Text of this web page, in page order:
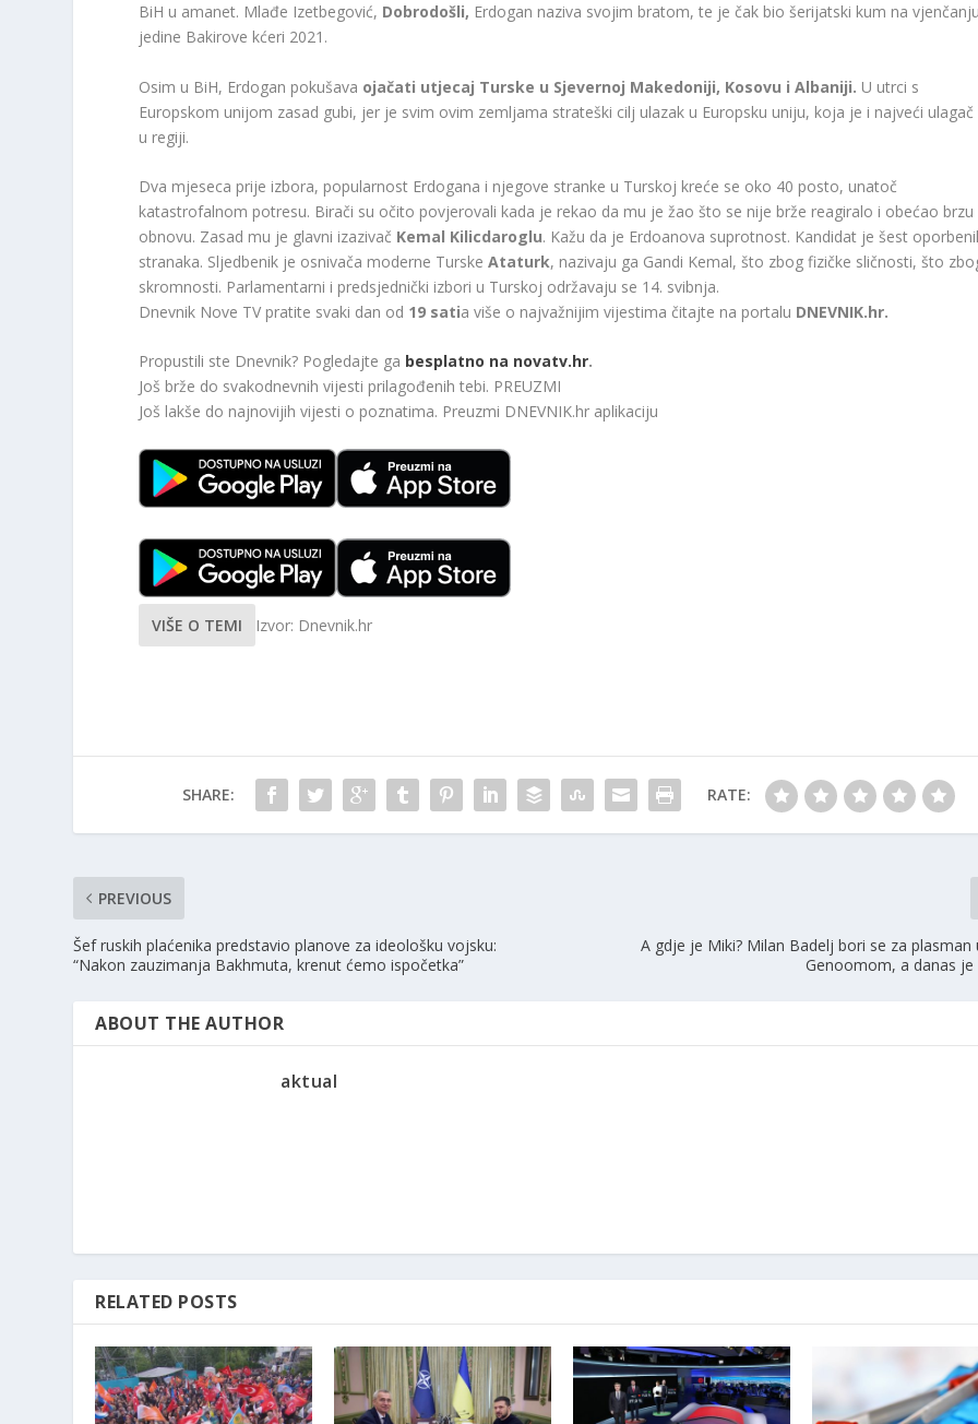
BiH u amanet. Mlađe Izetbegović, Dobrodošli, Erdogan naziva svojim bratom, te je čak bio šerijatski kum na
jedine Bakirove kćeri 2021.
Osim u BiH, Erdogan pokušava ojačati utjecaj Turske u Sjevernoj Makedoniji, Kosovu i Albaniji. U utrci s
Europskom unijom zasad gubi, jer je svim ovim zemljama strateški cilj ulazak u Europsku uniju, koja je i najveći ulagač
u regiji.
Dva mjeseca prije izbora, popularnost Erdogana i njegove stranke u Turskoj kreće se oko 40 posto, unatoč
katastrofalnom potresu. Birači su očito povjerovali kada je rekao da mu je žao što se nije brže reagiralo i obećao brzu
obnovu. Zasad mu je glavni izazivač Kemal Kilicdaroglu. Kažu da je Erdoanova suprotnost. Kandidat je šest
stranaka. Sljedbenik je osnivača moderne TurskeAtaturk, nazivaju ga Gandi Kemal, što zbog fizičke sličnosti, što
skromnosti. Parlamentarni i predsjednički izbori u Turskoj održavaju se 14. svibnja.
Dnevnik Nove TV pratite svaki dan od 19 satia više o najvažnijim vijestima čitajte na portalu DNEVNIK.hr.
Propustili ste Dnevnik? Pogledajte ga besplatno na novatv.hr.
Još brže do svakodnevnih vijesti prilagođenih tebi. PREUZMI
Još lakše do najnovijih vijesti o poznatima. Preuzmi DNEVNIK.hr aplikaciju
VIŠE O TEMI Izvor: Dnevnik.hr
SHARE: RATE:
PREVIOUS
Šef ruskih plaćenika predstavio planove za ideološku vojsku:
“Nakon zauzimanja Bakhmuta, krenut ćemo ispočetka”
A gdje je Miki? Milan Badelj bori se za plasman
Genoomom, a danas
ABOUT THE AUTHOR
aktual
RELATED POSTS